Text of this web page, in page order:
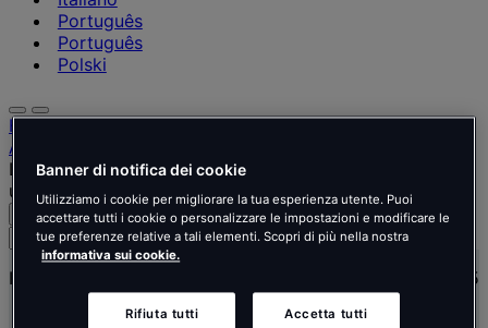
Português
Português
Polski
Home
Approfondimenti e notizie
Le 4 tendenze di costo che influenzeranno il fit-out per
uffici in EMEA dal 2025
Cerca Menu
Cerca
persone,
luoghi,
Insights & News 26 Maggio 2025
Banner di notifica dei cookie
Utilizziamo i cookie per migliorare la tua esperienza utente. Puoi
accettare tutti i cookie o personalizzare le impostazioni e modificare le
tue preferenze relative a tali elementi. Scopri di più nella nostra
informativa sui cookie.
Rifiuta tutti Accetta tutti